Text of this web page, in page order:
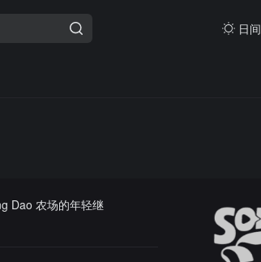
日间
Dao 农场的年轻继